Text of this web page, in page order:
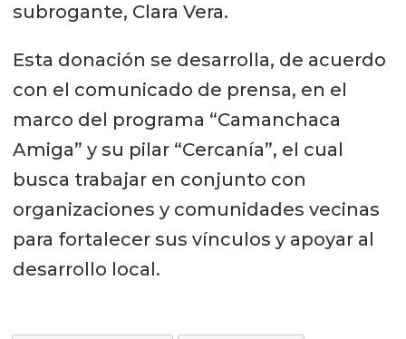
subrogante, Clara Vera.
Esta donación se desarrolla, de acuerdo
con el comunicado de prensa, en el
marco del programa “Camanchaca
Amiga” y su pilar “Cercanía”, el cual
busca trabajar en conjunto con
organizaciones y comunidades vecinas
para fortalecer sus vínculos y apoyar al
desarrollo local.